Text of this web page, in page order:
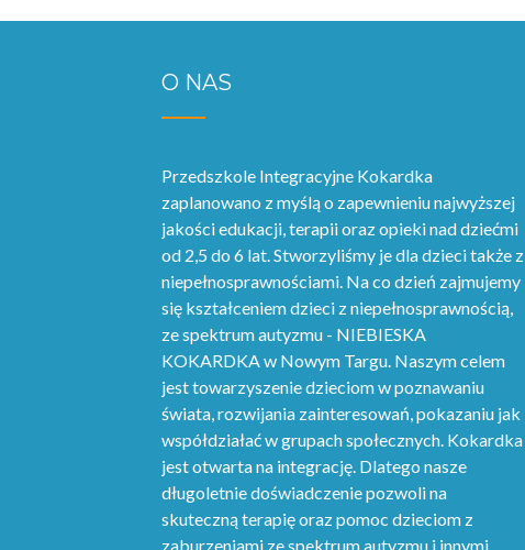
O NAS
Przedszkole Integracyjne Kokardka
zaplanowano z myślą o zapewnieniu najwyższej
jakości edukacji, terapii oraz opieki nad dziećmi
od 2,5 do 6 lat. Stworzyliśmy je dla dzieci także z
niepełnosprawnościami. Na co dzień zajmujemy
się kształceniem dzieci z niepełnosprawnością,
ze spektrum autyzmu - NIEBIESKA
KOKARDKA w Nowym Targu. Naszym celem
jest towarzyszenie dzieciom w poznawaniu
świata, rozwijania zainteresowań, pokazaniu jak
współdziałać w grupach społecznych. Kokardka
jest otwarta na integrację. Dlatego nasze
długoletnie doświadczenie pozwoli na
skuteczną terapię oraz pomoc dzieciom z
zaburzeniami ze spektrum autyzmu i innymi